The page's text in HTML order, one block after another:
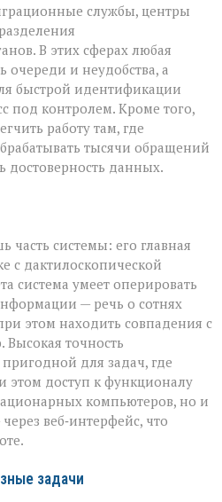
службы, центры
В этих сферах любая
очереди и неудобства, а
быстрой идентификации
под контролем. Кроме того,
работу там, где
тысячи обращений
достоверность данных.
часть системы: его главная
с дактилоскопической
система умеет оперировать
— речь о сотнях
этом находить совпадения с
Высокая точность
для задач, где
этом доступ к функционалу
компьютеров, но и
веб‑интерфейс, что
задачи